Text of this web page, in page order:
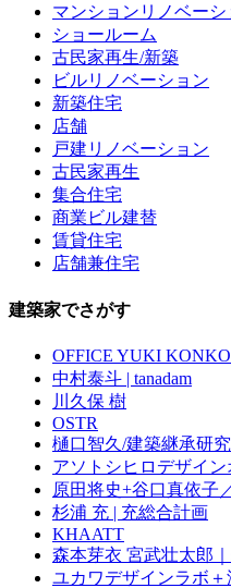
マンションリノベーシ
ショールーム
古民家再生/新築
ビルリノベーション
新築住宅
店舗
戸建リノベーション
古民家再生
集合住宅
商業ビル建替
賃貸住宅
店舗兼住宅
建築家でさがす
OFFICE YUKI
中村泰斗 | tanadam
川久保 樹
OSTR
樋口智久/建築継承研
アソトシヒロデザイン
原田将史+谷口真依子
杉浦 充 | 充総合計画
KHAATT
森本芽衣 宮武壮太郎｜
ユカワデザインラボ